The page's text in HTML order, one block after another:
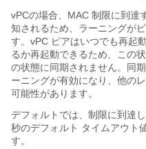
vPCの場合、MAC 制限に到達
知されるため、ラーニングが
す。vPC ピアはいつでも再起
るか再起動できるため、この
の状態に同期されません。同
ーニングが有効になり、他の
可能性があります。
デフォルトでは、制限に到達
秒のデフォルト タイムアウト
す。